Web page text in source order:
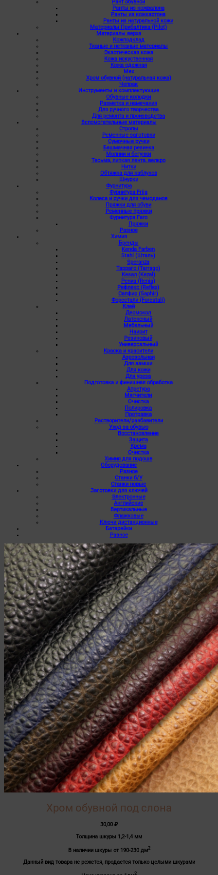
Рант обувной
Ранты из кожвалона
Ранты из кожкартона
Ранты из натуральной кожи
Материалы Прибалтика (Pilot)
Материалы верха
Кожподклад
Тканые и нетканые материалы
Экзотическая кожа
Кожа искуственная
Кожа одежная
Мех
Хром обувной (натуральная кожа)
Чепрак
Инструменты и комплектующие
Обувные колодки
Разметка и намечания
Для ручного творчества
Для ремонта и производства
Вспомогательные материалы
Стропы
Ременные заготовки
Сумочные ручки
Башмачная резинка
Молнии и бегунки
Тесьма, липкая лента, велкро
Нитки
Обтяжка для каблуков
Шнурки
Фурнитура
Фурнитура Frija
Колеса и ручки для чемоданов
Пряжки для обуви
Ременные пряжки
Фурнитура Faro
Пряжки
Разное
Химия
Бренды
Kenda Farben
Stahl (Шталь)
Speranza
Тарраго (Tarrago)
Кезал (Kezal)
Рениа (Renia)
Рефлекс (Reflex)
Сапфир (Saphir)
Форестали (Forestali)
Клей
Десмокол
Латексный
Мебельный
Наирит
Резиновый
Универсальный
Краска и красители
Аэрозольная
Для замши
Для кожи
Для уреза
Подготовка и финишная обработка
Апретура
Мягчители
Очистка
Полировка
Протравка
Растворители/разбавители
Уход за обувью
Восстановление
Защита
Крема
Очистка
Химия для подошв
Оборудование
Разное
Станки б/У
Станки новые
Заготовки для ключей
Электронные
Английские
Вертикальные
Флажковые
Ключи дистанционные
Батарейки
Разное
Хром обувной под слона
30,00 ₽
Толщина шкуры 1,2-1,4 мм
В наличии шкуры от 190-230 дм2
Данный вид товара не режется, продается только целыми шкурами
2